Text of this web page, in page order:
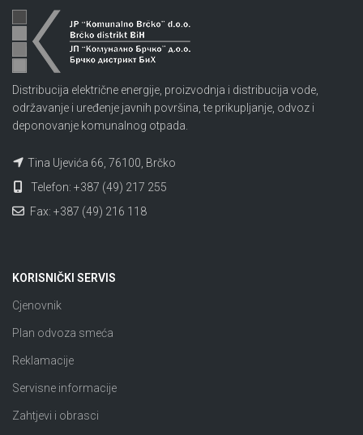
Distribucija električne energije, proizvodnja i distribucija vode,
održavanje i uređenje javnih površina, te prikupljanje, odvoz i
deponovanje komunalnog otpada.
Tina Ujevića 66, 76100, Brčko
Telefon: +387 (49) 217 255
Fax: +387 (49) 216 118
KORISNIČKI SERVIS
Cjenovnik
Plan odvoza smeća
Reklamacije
Servisne informacije
Zahtjevi i obrasci